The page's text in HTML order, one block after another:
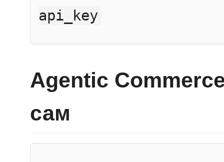
api_key
Agentic
сам